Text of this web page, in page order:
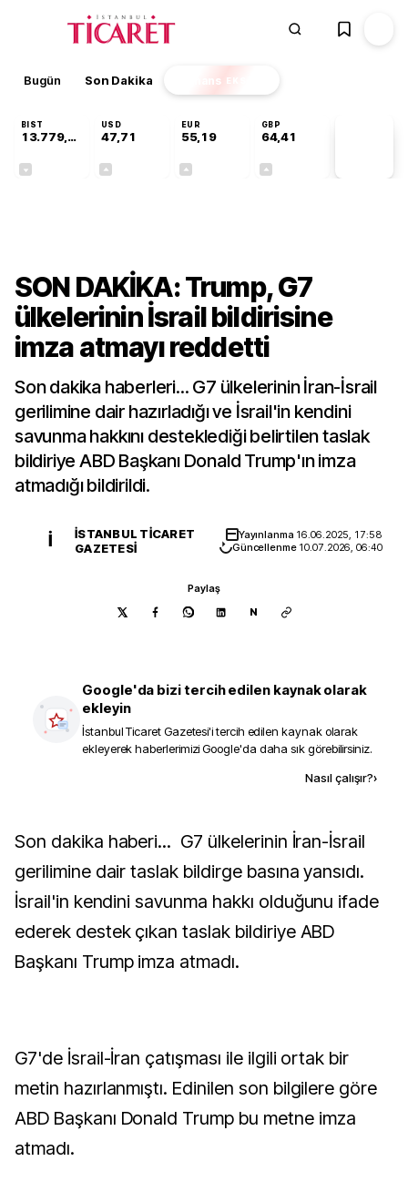
Bugün Son Dakika Finans EKSTRA
BIST
13.779,39
USD
47,71
EUR
55,19
GBP
64,41
SON DAKİKA: Trump, G7
ülkelerinin İsrail bildirisine
imza atmayı reddetti
Son dakika haberleri... G7 ülkelerinin İran-İsrail
gerilimine dair hazırladığı ve İsrail'in kendini
savunma hakkını desteklediği belirtilen taslak
bildiriye ABD Başkanı Donald Trump'ın imza
atmadığı bildirildi.
İ
İSTANBUL TICARET
GAZETESI
Yayınlanma 16.06.2025, 17:58
Güncellenme 10.07.2026, 06:40
Paylaş
N
Google'da bizi tercih edilen kaynak olarak
ekleyin
İstanbul Ticaret Gazetesi'i tercih edilen kaynak olarak
ekleyerek haberlerimizi Google'da daha sık görebilirsiniz.
Nasıl çalışır?›
Son dakika haberi... G7 ülkelerinin İran-İsrail
gerilimine dair taslak bildirge basına yansıdı.
İsrail'in kendini savunma hakkı olduğunu ifade
ederek destek çıkan taslak bildiriye ABD
Başkanı Trump imza atmadı.
G7'de İsrail-İran çatışması ile ilgili ortak bir
metin hazırlanmıştı. Edinilen son bilgilere göre
ABD Başkanı Donald Trump bu metne imza
atmadı.